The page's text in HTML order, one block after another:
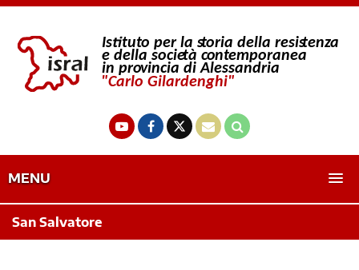
MENU
San Salvatore